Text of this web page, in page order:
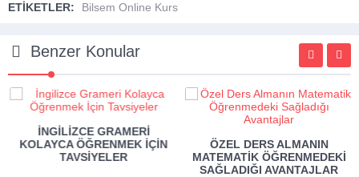
ETİKETLER: Bilsem Online Kurs
Benzer Konular
İNGILIZCE GRAMERI
KOLAYCA ÖĞRENMEK İÇIN
TAVSIYELER
ÖZEL DERS ALMANIN
MATEMATIK ÖĞRENMEDEKI
SAĞLADIĞI AVANTAJLAR